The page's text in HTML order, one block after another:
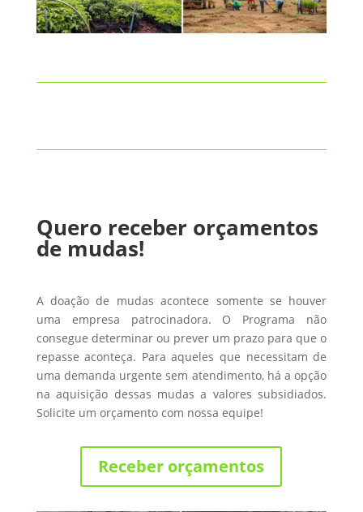
Quero receber orçamentos
de mudas!
A doação de mudas acontece somente se houver
uma empresa patrocinadora. O Programa não
consegue determinar ou prever um prazo para que o
repasse aconteça. Para aqueles que necessitam de
uma demanda urgente sem atendimento, há a opção
na aquisição dessas mudas a valores subsidiados.
Solicite um orçamento com nossa equipe!
Receber orçamentos